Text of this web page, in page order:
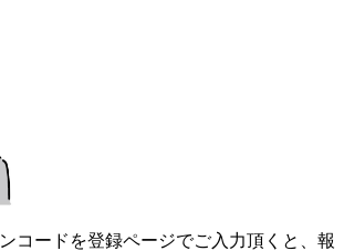
コードを登録ページでご入力頂くと、報